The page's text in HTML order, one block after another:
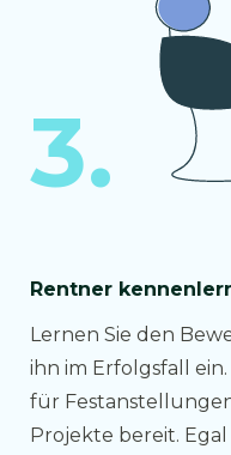
Rentner
Lernen Sie den
ihn im Erfolgsfall
für
Projekte bereit. Egal
3.